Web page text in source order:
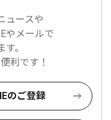
ュースや
やメールで
。
利です！
のご登録